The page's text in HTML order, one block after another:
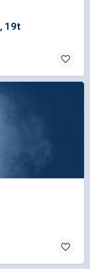
19t